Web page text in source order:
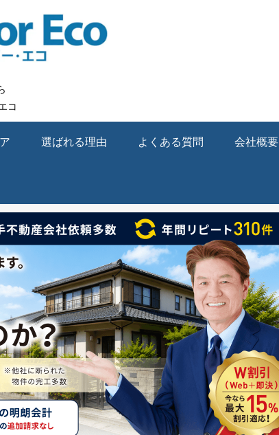
コ
選ばれる理由 よくある質問 会社概要